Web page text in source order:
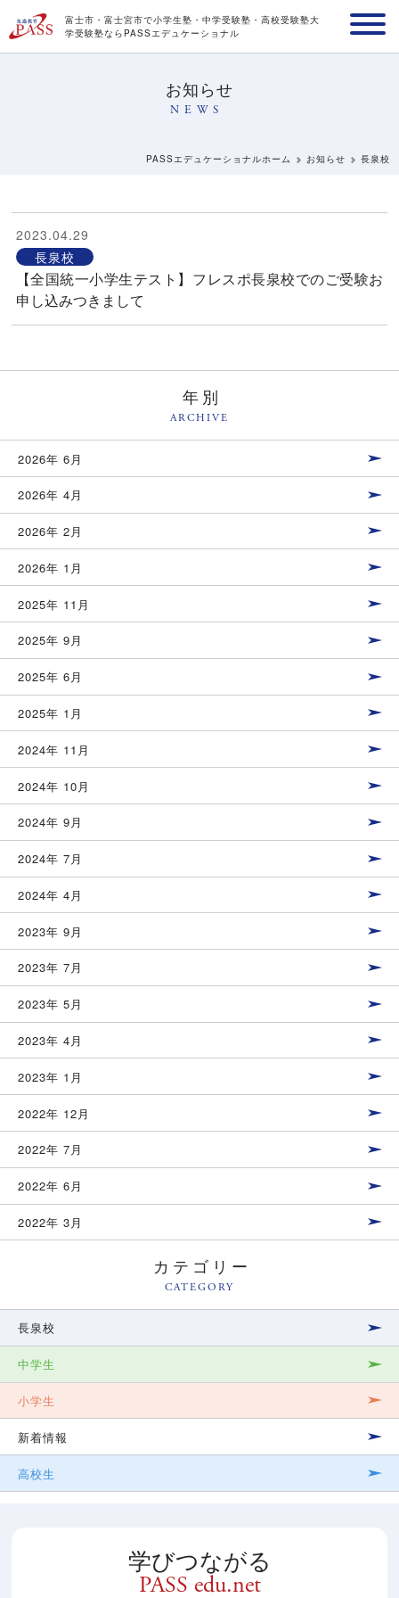
富士市・富士宮市で小学生塾・中学受験塾・高校受験塾大
学受験塾ならPASSエデュケーショナル
お知らせ
NEWS
PASSエデュケーショナルホーム お知らせ 長泉校
年別
ARCHIVE
2026年 6月
2026年 4月
2026年 2月
2026年 1月
2025年 11月
2025年 9月
2025年 6月
2025年 1月
2024年 11月
2024年 10月
2024年 9月
2024年 7月
2024年 4月
2023年 9月
2023年 7月
2023年 5月
2023年 4月
2023年 1月
2022年 12月
2022年 7月
2022年 6月
2022年 3月
カテゴリー
CATEGORY
長泉校
中学生
小学生
新着情報
高校生
2023.04.29
長泉校
【全国統一小学生テスト】フレスポ長泉校でのご受験お
申し込みつきまして
学びつながる
PASS edu.net